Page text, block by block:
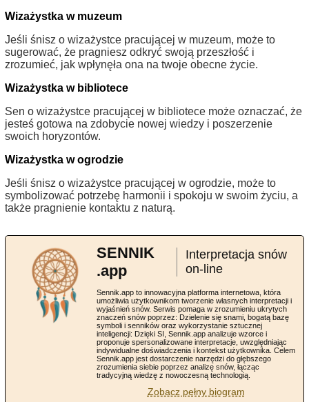
Wizażystka w muzeum
Jeśli śnisz o wizażystce pracującej w muzeum, może to
sugerować, że pragniesz odkryć swoją przeszłość i
zrozumieć, jak wpłynęła ona na twoje obecne życie.
Wizażystka w bibliotece
Sen o wizażystce pracującej w bibliotece może oznaczać, że
jesteś gotowa na zdobycie nowej wiedzy i poszerzenie
swoich horyzontów.
Wizażystka w ogrodzie
Jeśli śnisz o wizażystce pracującej w ogrodzie, może to
symbolizować potrzebę harmonii i spokoju w swoim życiu, a
także pragnienie kontaktu z naturą.
SENNIK
.app
Interpretacja snów
on-line
Sennik.app to innowacyjna platforma internetowa, która
umożliwia użytkownikom tworzenie własnych interpretacji i
wyjaśnień snów. Serwis pomaga w zrozumieniu ukrytych
znaczeń snów poprzez: Dzielenie się snami, bogatą bazę
symboli i senników oraz wykorzystanie sztucznej
inteligencji: Dzięki SI, Sennik.app analizuje wzorce i
proponuje spersonalizowane interpretacje, uwzględniając
indywidualne doświadczenia i kontekst użytkownika. Celem
Sennik.app jest dostarczenie narzędzi do głębszego
zrozumienia siebie poprzez analizę snów, łącząc
tradycyjną wiedzę z nowoczesną technologią.
Zobacz pełny biogram